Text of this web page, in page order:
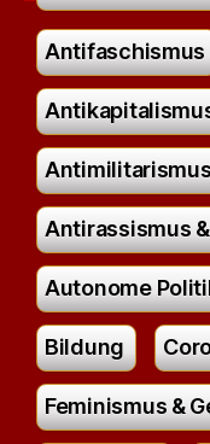
Antifaschismus
Antirassismus
Autonome
Bildung
Feminismus &